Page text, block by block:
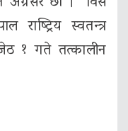
स्वतन्त्र
१ गते तत्कालीन